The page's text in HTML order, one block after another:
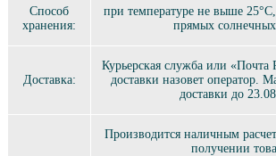
Способ
хранения:
при температуре не выше
прямых
Доставка:
Курьерская служба или «Почта
доставки назовет оператор.
доставки до
Производится наличным
получении